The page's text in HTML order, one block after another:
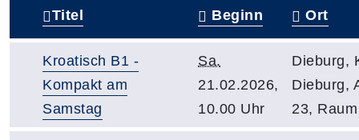
Titel Beginn Ort
Kroatisch B1 -
Kompakt am
Samstag
Sa.
21.02.2026,
10.00 Uhr
Dieburg,
Dieburg,
23,